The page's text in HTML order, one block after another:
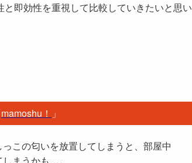
即効性を重視して比較していきたいと思い
mamoshu！ 」
この匂いを放置してしまうと、部屋中